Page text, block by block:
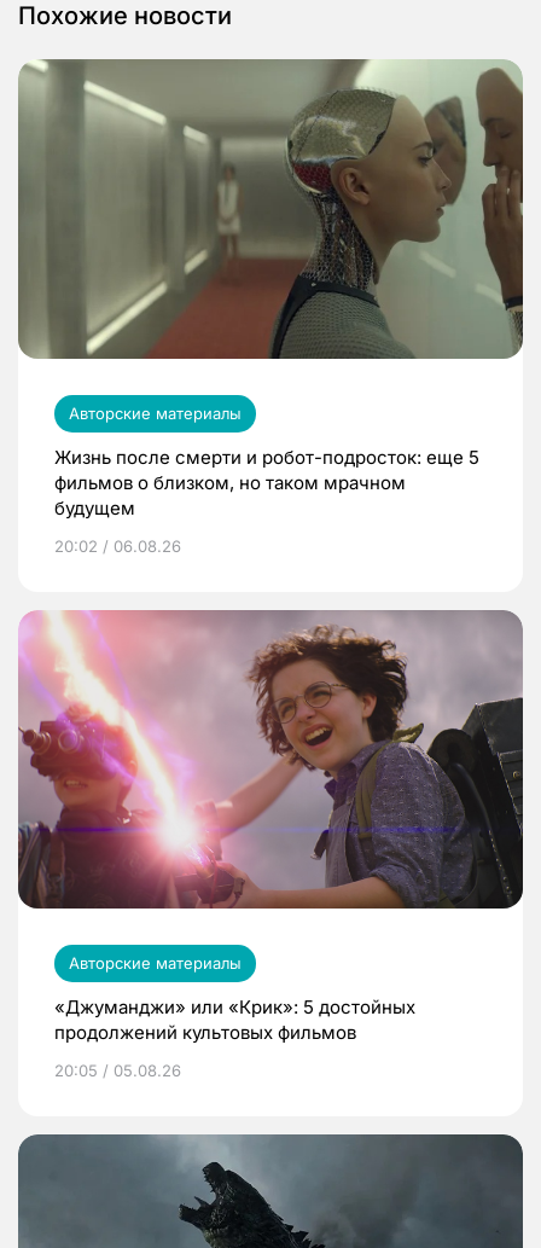
Похожие новости
Авторские материалы
Жизнь после смерти и робот-подросток: еще 5
фильмов о близком, но таком мрачном
будущем
20:02 / 06.08.26
Авторские материалы
«Джуманджи» или «Крик»: 5 достойных
продолжений культовых фильмов
20:05 / 05.08.26